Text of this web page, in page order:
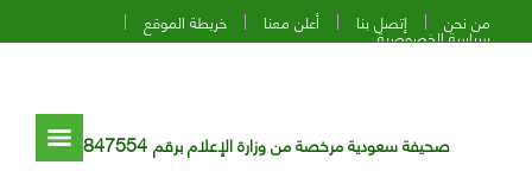
من نحن إتصل بنا أعلن معنا خريطة الموقع
سياسة الخصوصية
صحيفة سعودية مرخصة من وزارة الإعلام برقم 847554